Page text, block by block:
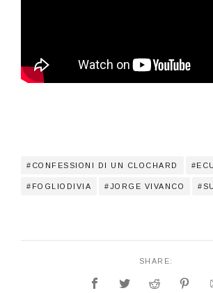
CONFESSIONI DI UN CLOCHARD
FOGLIODIVIA JORGE VIVANCO
SHARE: